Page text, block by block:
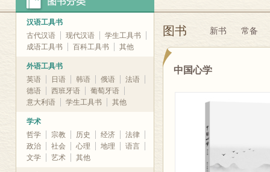
汉语工具书
古代汉语
现代汉语
学生工具书
成语工具书
百科工具书 其他
外语工具书
英语
日语 韩语 俄语
法语
德语
西班牙语
葡萄牙语
意大利语
学生工具书 其他
学术
哲学
宗教 历史 经济
法律
政治
社会 心理 地理
语言
文学
艺术 其他
图书 新书 常备
中国心学